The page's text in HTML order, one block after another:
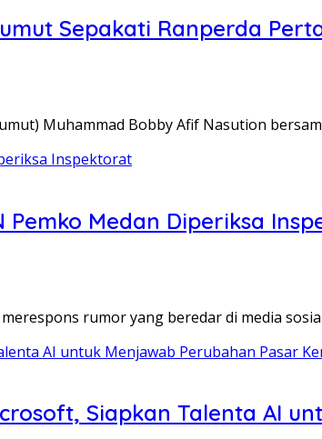
Sepakati Ranperda
Muhammad Bobby Afif Nasution
Pemko Medan Diperiksa
rumor yang beredar di media
Siapkan Talenta AI